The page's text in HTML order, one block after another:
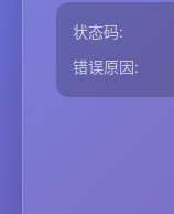
状态码:
错误原因: